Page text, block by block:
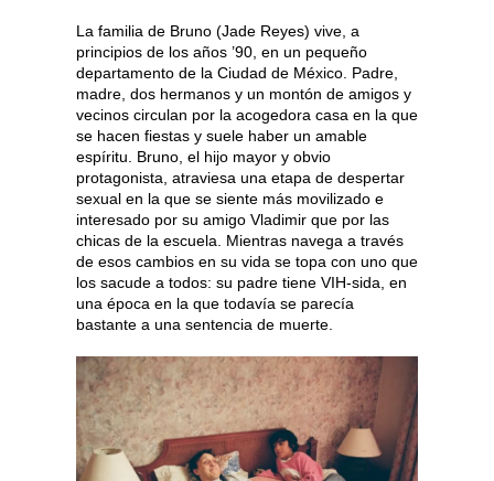
La familia de Bruno (Jade Reyes) vive, a
principios de los años ’90, en un pequeño
departamento de la Ciudad de México. Padre,
madre, dos hermanos y un montón de amigos y
vecinos circulan por la acogedora casa en la que
se hacen fiestas y suele haber un amable
espíritu. Bruno, el hijo mayor y obvio
protagonista, atraviesa una etapa de despertar
sexual en la que se siente más movilizado e
interesado por su amigo Vladimir que por las
chicas de la escuela. Mientras navega a través
de esos cambios en su vida se topa con uno que
los sacude a todos: su padre tiene VIH-sida, en
una época en la que todavía se parecía
bastante a una sentencia de muerte.